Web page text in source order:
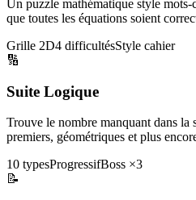
Un puzzle mathématique style
que toutes les équations soient
Grille 2D4 difficultésStyle cahier
🔢
Suite Logique
Trouve le nombre manquant dans la
premiers, géométriques et plus
10 typesProgressifBoss ×3
📝